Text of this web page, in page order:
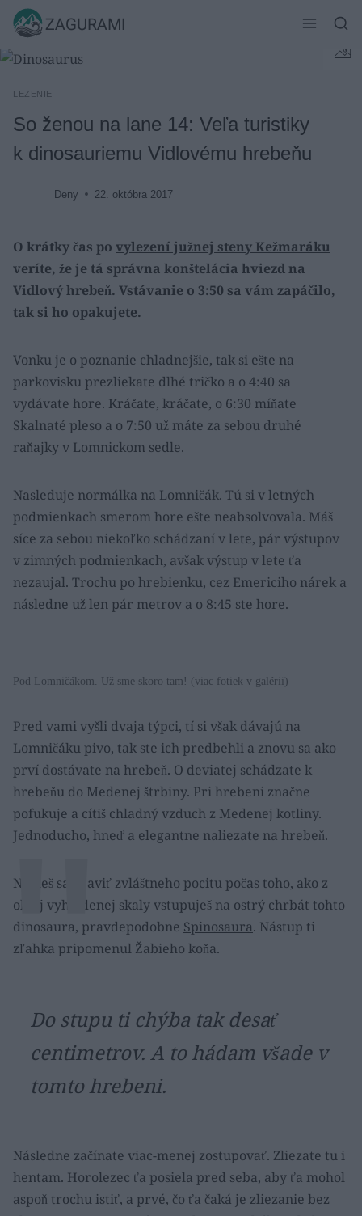
Skip
content
ZAGURAMI
LEZENIE
So ženou na lane 14: Veľa turistiky
k dinosauriemu Vidlovému hrebeňu
Deny 22. októbra 2017
O krátky čas po vylezení južnej steny Kežmaráku
veríte, že je tá správna konštelácia hviezd na
Vidlový hrebeň. Vstávanie o 3:50 sa vám zapáčilo,
tak si ho opakujete.
Vonku je o poznanie chladnejšie, tak si ešte na
parkovisku prezliekate dlhé tričko a o 4:40 sa
vydávate hore. Kráčate, kráčate, o 6:30 míňate
Skalnaté pleso a o 7:50 už máte za sebou druhé
raňajky v Lomnickom sedle.
Nasleduje normálka na Lomničák. Tú si v letných
podmienkach smerom hore ešte neabsolvovala. Máš
síce za sebou niekoľko schádzaní v lete, pár výstupov
v zimných podmienkach, avšak výstup v lete ťa
nezaujal. Trochu po hrebienku, cez Emericiho nárek a
následne už len pár metrov a o 8:45 ste hore.
Pod Lomničákom. Už sme skoro tam! (viac fotiek v galérii)
Pred vami vyšli dvaja týpci, tí si však dávajú na
Lomničáku pivo, tak ste ich predbehli a znovu sa ako
prví dostávate na hrebeň. O deviatej schádzate k
hrebeňu do Medenej štrbiny. Pri hrebeni značne
pofukuje a cítiš chladný vzduch z Medenej kotliny.
Jednoducho, hneď a elegantne naliezate na hrebeň.
Nevieš sa zbaviť zvláštneho pocitu počas toho, ako z
oblej vyhladenej skaly vstupuješ na ostrý chrbát tohto
dinosaura, pravdepodobne Spinosaura. Nástup ti
zľahka pripomenul Žabieho koňa.
Do stupu ti chýba tak desať
centimetrov. A to hádam všade v
tomto hrebeni.
Následne začínate viac-menej zostupovať. Zliezate tu i
hentam. Horolezec ťa posiela pred seba, aby ťa mohol
aspoň trochu istiť, a prvé, čo ťa čaká je zliezanie bez